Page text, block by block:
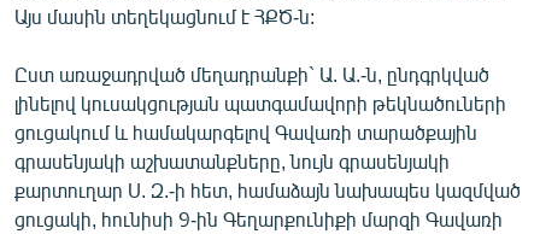
English
Русский
ՀԵՏԵՎԵՔ ՄԵԶ
Այս մասին տեղեկացնում է ՀՔԾ-ն:
Ըստ առաջադրված մեղադրանքի` Ա. Ա.-ն, ընդգրկված
լինելով կուսակցության պատգամավորի թեկնածուների
ցուցակում և համակարգելով Գավառի տարածքային
գրասենյակի աշխատանքները, նույն գրասենյակի
քարտուղար Ս. Զ.-ի հետ, համաձայն նախապես կազմված
ցուցակի, հունիսի 9-ին Գեղարքունիքի մարզի Գավառի